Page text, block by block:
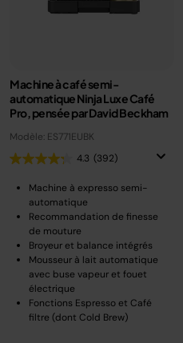
Machine à café semi-
automatique Ninja Luxe Café
Pro, pensée par David Beckham
Modèle: ES771EUBK
4.3 (392)
Machine à expresso semi-
automatique
Recommandation de finesse
de mouture
Broyeur et balance intégrés
Mousseur à lait automatique
avec buse vapeur et fouet
électrique
Fonctions Espresso et Café
filtre (dont Cold Brew)